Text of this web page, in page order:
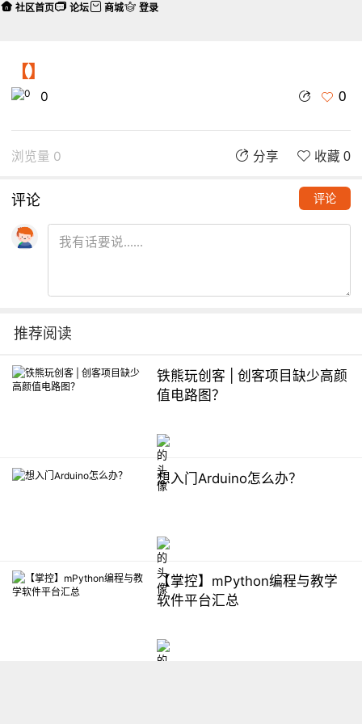
【】
0 0
浏览量 0 分享 收藏 0
评论 评论
推荐阅读
铁熊玩创客 | 创客项目缺少高颜
值电路图？
想入门Arduino怎么办？
【掌控】mPython编程与教学
软件平台汇总
社区首页 论坛 商城 登录